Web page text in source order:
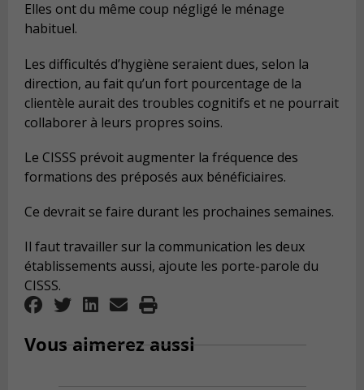
Elles ont du même coup négligé le ménage
habituel.
Les difficultés d’hygiène seraient dues, selon la
direction, au fait qu’un fort pourcentage de la
clientèle aurait des troubles cognitifs et ne pourrait
collaborer à leurs propres soins.
Le CISSS prévoit augmenter la fréquence des
formations des préposés aux bénéficiaires.
Ce devrait se faire durant les prochaines semaines.
Il faut travailler sur la communication les deux
établissements aussi, ajoute les porte-parole du
CISSS.
Vous aimerez aussi